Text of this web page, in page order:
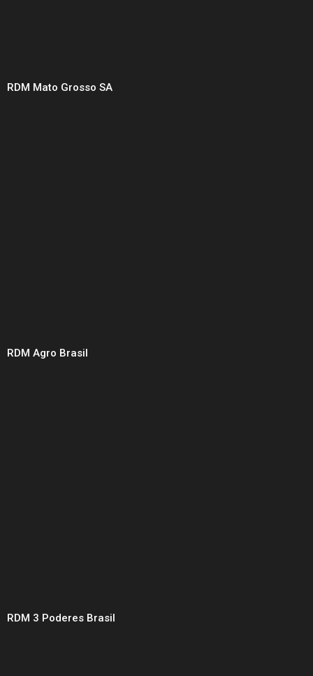
RDM Mato Grosso SA
RDM Agro Brasil
RDM 3 Poderes Brasil